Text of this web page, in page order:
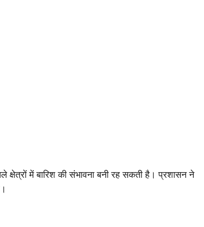
क्षेत्रों में बारिश की संभावना बनी रह सकती है। प्रशासन ने